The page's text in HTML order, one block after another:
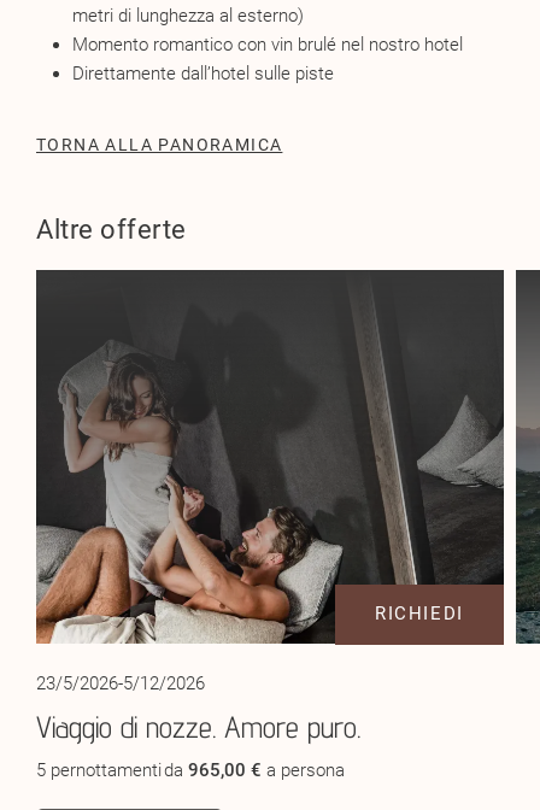
metri di lunghezza al esterno)
Momento romantico con vin brulé nel nostro hotel
Direttamente dall’hotel sulle piste
TORNA ALLA PANORAMICA
Altre offerte
RICHIEDI
23/5/2026-5/12/2026
Viaggio di nozze. Amore puro.
5 pernottamentida 965,00 € a persona